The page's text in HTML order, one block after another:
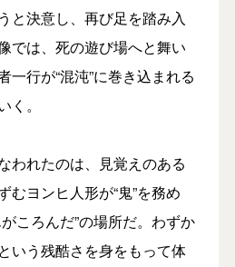
と決意し、再び足を踏み入
は、死の遊び場へと舞い
一行が“混沌”に巻き込まれる
。
われたのは、見覚えのある
むヨンヒ人形が“鬼”を務め
ころんだ”の場所だ。わずか
いう残酷さを身をもって体